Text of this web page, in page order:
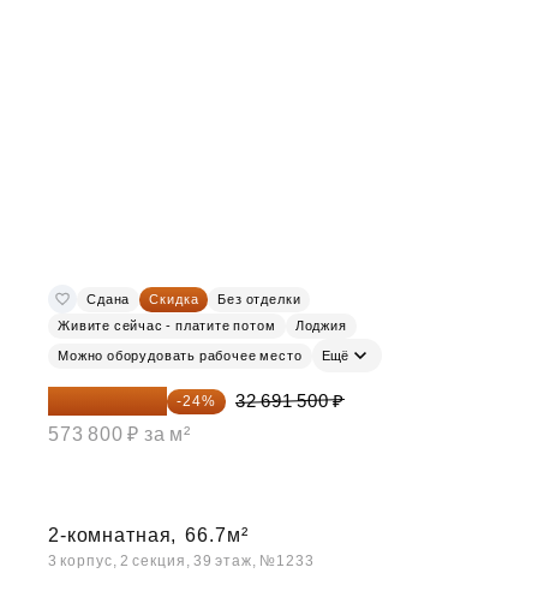
Сдана Скидка
Без отделки
Живите сейчас - платите потом
Лоджия
Можно оборудовать рабочее место Ещё
24 845 540 ₽ -24%
32 691 500 ₽
573 800 ₽ за м²
2-комнатная, 66.7м²
3 корпус, 2 секция, 39 этаж, №1233